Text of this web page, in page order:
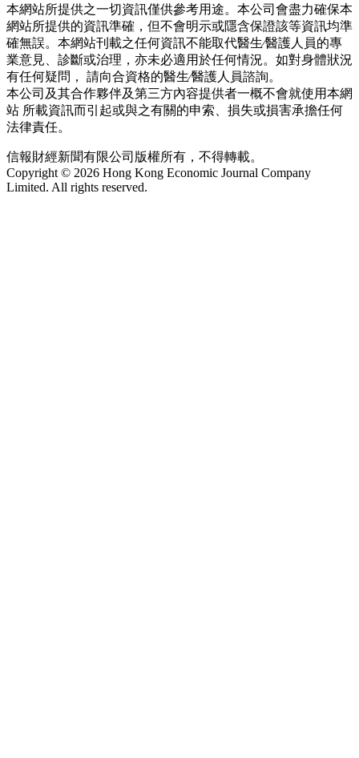
本網站所提供之一切資訊僅供參考用途。本公司會盡力確保本
網站所提供的資訊準確，但不會明示或隱含保證該等資訊均準
確無誤。本網站刊載之任何資訊不能取代醫生∕醫護人員的專
業意見、診斷或治理，亦未必適用於任何情況。如對身體狀況
有任何疑問， 請向合資格的醫生∕醫護人員諮詢。
本公司及其合作夥伴及第三方內容提供者一概不會就使用本網
站 所載資訊而引起或與之有關的申索、損失或損害承擔任何
法律責任。
信報財經新聞有限公司版權所有，不得轉載。
Copyright © 2026 Hong Kong Economic Journal Company
Limited. All rights reserved.